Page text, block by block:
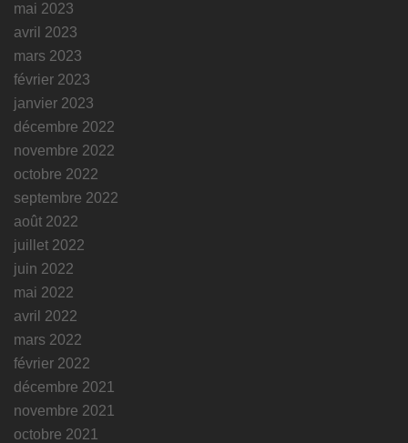
mai 2023
avril 2023
mars 2023
février 2023
janvier 2023
décembre 2022
novembre 2022
octobre 2022
septembre 2022
août 2022
juillet 2022
juin 2022
mai 2022
avril 2022
mars 2022
février 2022
décembre 2021
novembre 2021
octobre 2021